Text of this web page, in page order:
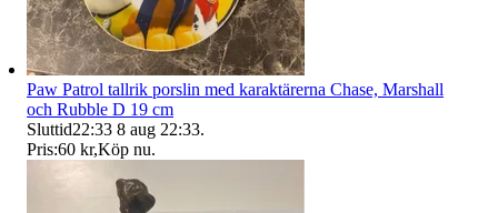
Paw Patrol tallrik porslin med karaktärerna Chase, Marshall
och Rubble D 19 cm
Sluttid22:33 8 aug 22:33.
Pris:60 kr,Köp nu.